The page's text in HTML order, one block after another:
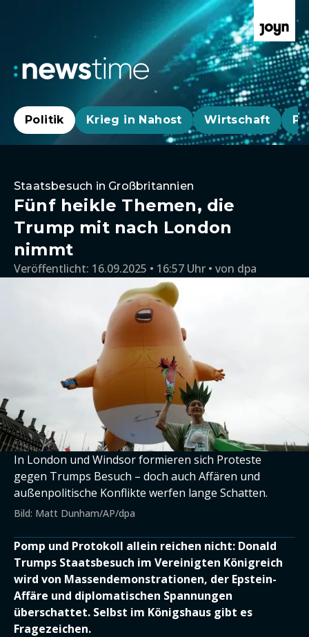
Politik Krieg in Nahost Wirtschaft
Staatsbesuch in Großbritannien
Fünf heikle Themen, die
Trump mit nach London
nimmt
Veröffentlicht: 16.09.2025 • 16:57 Uhr von dpa
In London und Windsor formieren sich Proteste
gegen Trumps Besuch – doch auch Affären und
außenpolitische Konflikte werfen lange Schatten.
Bild: Matt Dunham/AP/dpa
Pomp und Protokoll allein reichen nicht: Donald
Trumps Staatsbesuch im Vereinigten Königreich
wird von Massendemonstrationen, der Epstein-
Affäre und diplomatischen Spannungen
überschattet. Selbst im Königshaus gibt es
Fragezeichen.